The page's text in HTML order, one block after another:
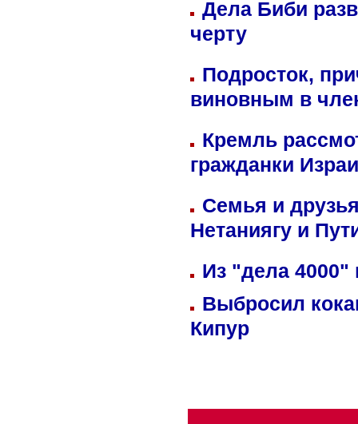
Дела Биби
черту
Подросток,
виновным в
Кремль
гражданки
Семья и
Нетаниягу и
Из "дела 4000"
Выбросил
Кипур